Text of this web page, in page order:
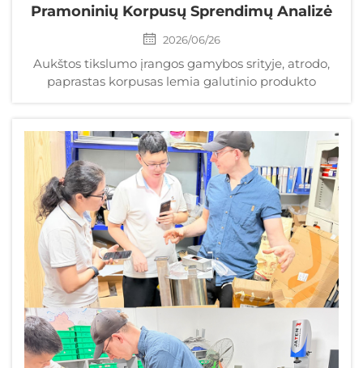
Pramoninių Korpusų Sprendimų Analizė
2026/06/26
Aukštos tikslumo įrangos gamybos srityje, atrodo,
paprastas korpusas lemia galutinio produkto
susiduria su nepatogia realybe: t...